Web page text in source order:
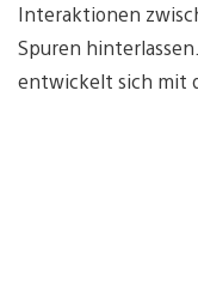
Interaktionen
Spuren
entwickelt sich mit